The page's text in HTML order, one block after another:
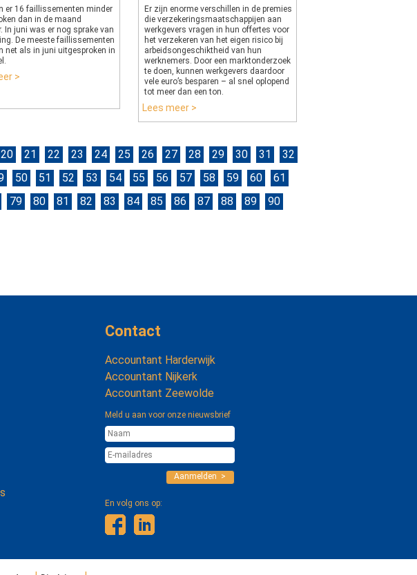
er 16 faillissementen minder
dan in de maand
In juni was er nog sprake van
De meeste faillissementen
net als in juni uitgesproken in
>
Er zijn enorme verschillen in de premies
die verzekeringsmaatschappijen aan
werkgevers vragen in hun offertes voor
het verzekeren van het eigen risico bij
arbeidsongeschiktheid van hun
werknemers. Door een marktonderzoek
te doen, kunnen werkgevers daardoor
vele euro’s besparen – al snel oplopend
tot meer dan een ton.
Lees meer >
20 21 22 23 24 25 26 27 28 29 30 31
32
50 51 52 53 54 55 56 57 58 59 60
61
79 80 81 82 83 84 85 86 87 88 89
90
Contact
Accountant Harderwijk
Accountant Nijkerk
Accountant Zeewolde
Meld u aan voor onze nieuwsbrief
Aanmelden >
En volg ons op: